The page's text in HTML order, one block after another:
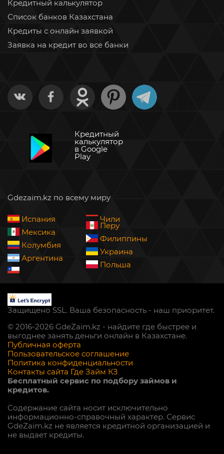
Кредитный калькулятор
Список банков Казахстана
Кредиты с онлайн заявкой
Заявка на кредит во все банки
Кредитный
калькулятор
в Google
Play
Gdezaim.kz по всему миру
Испания
Мексика
Колумбия
Аргентина
Чили
Перу
Филиппины
Украина
Польша
Защищено SSL. Ваша безопасность - наш приоритет.
© 2016-2026 GdeZaim.kz - найдите где быстрее и
выгоднее занять деньги онлайн в Казахстане.
Публичная оферта
Пользовательское соглашение
Политика конфиденциальности
Контакты сайта Где Займ КЗ
Бесплатный сервис по подбору займов и
кредитов.
Содержание сайта носит исключительно
информационно-справочный характер. Сервис
GdeZaim.kz не является кредитной организацией и
не выдает кредиты.